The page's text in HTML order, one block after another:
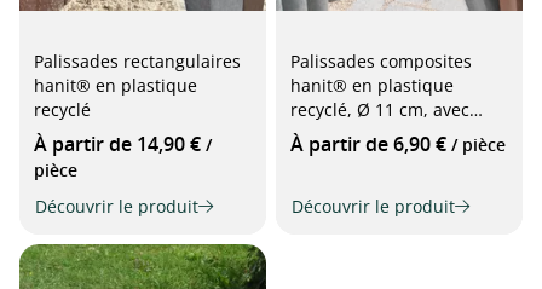
Palissades rectangulaires
hanit® en plastique
recyclé
À partir de 14,90 € /
pièce
Découvrir le produit
Palissades composites
hanit® en plastique
recyclé, Ø 11 cm, avec
profil creux
À partir de 6,90 € / pièce
Découvrir le produit